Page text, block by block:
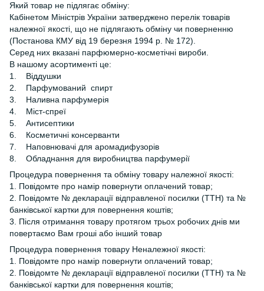
Який товар не підлягає обміну:
Кабінетом Міністрів України затверджено перелік товарів
належної якості, що не підлягають обміну чи поверненню
(Постанова КМУ від 19 березня 1994 р. № 172).
Серед них вказані парфюмерно-косметічні вироби.
В нашому асортименті це:
1. Віддушки
2. Парфумований спирт
3. Наливна парфумерія
4. Міст-спреї
5. Антисептики
6. Косметичні консерванти
7. Наповнювачі для аромадифузорів
8. Обладнання для виробництва парфумерії
Процедура повернення та обміну товару належної якості:
1. Повідомте про намір повернути оплачений товар;
2. Повідомте № декларації відправленої посилки (ТТН) та №
банківської картки для повернення коштів;
3. Після отримання товару протягом трьох робочих днів ми
повертаємо Вам гроші або інший товар
Процедура повернення товару Неналежної якості:
1. Повідомте про намір повернути оплачений товар;
2. Повідомте № декларації відправленої посилки (ТТН) та №
банківської картки для повернення коштів;